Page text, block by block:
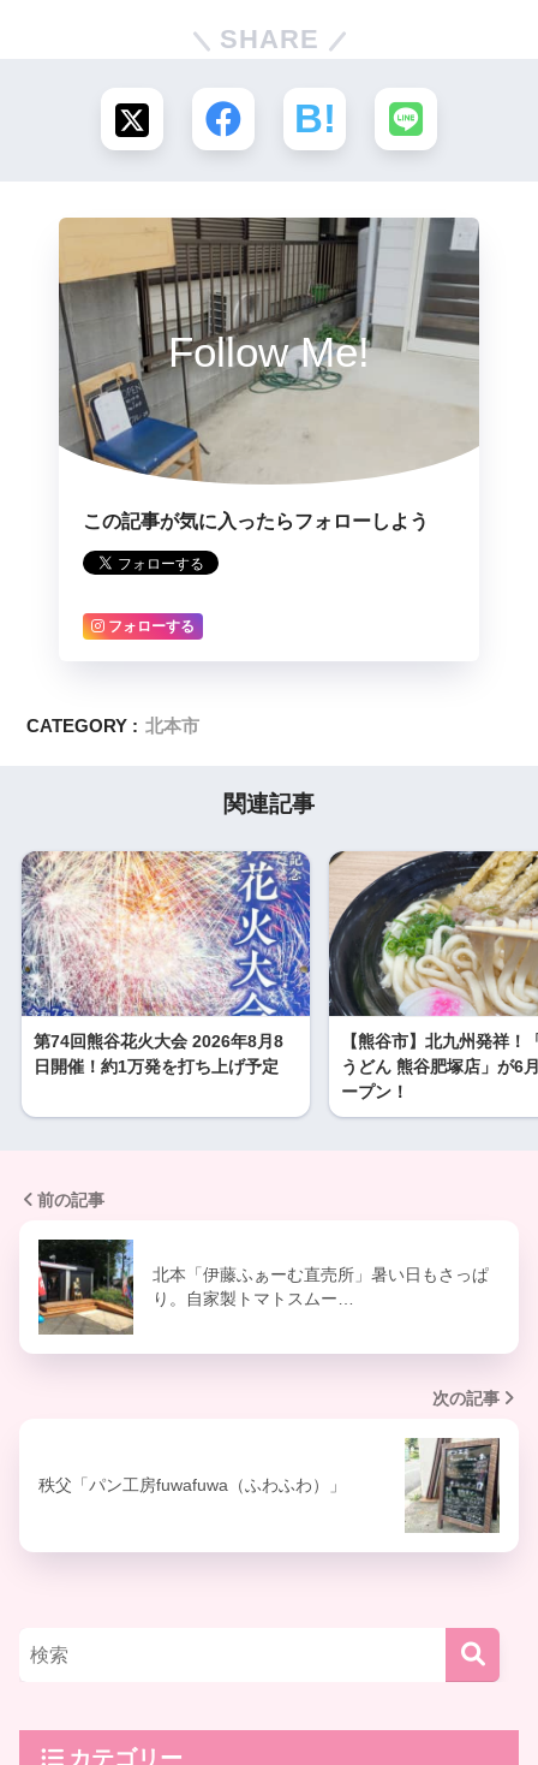
SHARE
Follow Me!
この記事が気に入ったらフォローしよう
フォローする
CATEGORY : 北本市
関連記事
第74回熊谷花火大会 2026年8月8
日開催！約1万発を打ち上げ予定
【熊谷市】北九州発祥！
うどん 熊谷肥塚店」が6
ープン！
前の記事
北本「伊藤ふぁーむ直売所」暑い日もさっぱ
り。自家製トマトスムー…
次の記事
秩父「パン工房fuwafuwa（ふわふわ）」
カテゴリー